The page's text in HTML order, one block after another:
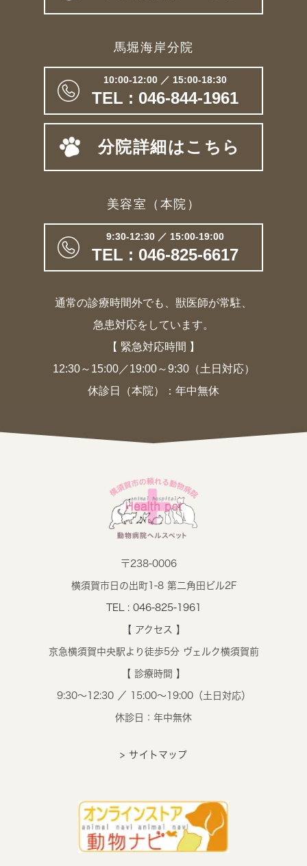
馬堀海岸分院
10:00-12:00 ／ 15:00-18:30
TEL : 046-844-1961
分院詳細はこちら
美容室（本院）
9:30-12:30 ／ 15:00-19:00
TEL : 046-825-6617
通常の診療時間外でも、獣医師が常駐、
急患対応をしています。
【 緊急対応時間 】
12:30～15:00／19:00～9:30（土日対応）
休診日（本院）：年中無休
〒238-0006
横須賀市日の出町1-8 第二角田ビル2F
TEL : 046-825-1961
【 アクセス 】
京急横須賀中央駅より徒歩5分 ヴェルク横須賀前
【 診療時間 】
9:30～12:30 ／ 15:00～19:00（土日対応）
休診日：年中無休
> サイトマップ